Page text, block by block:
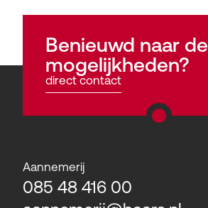
Benieuwd naar de
mogelijkheden?
direct contact
Aannemerij
085 48 416 00